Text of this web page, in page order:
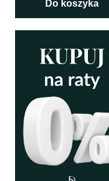
Do koszyka